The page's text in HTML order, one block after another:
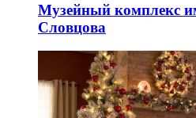
Музейный комплекс
Словцова